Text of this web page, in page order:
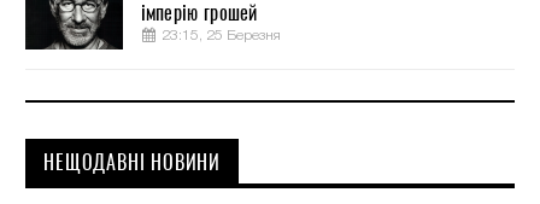
імперію грошей
23:15, 25 Березня
НЕЩОДАВНІ НОВИНИ